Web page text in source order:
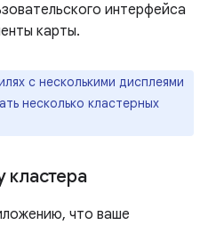
интерфейса
карты.
с несколькими дисплеями
несколько кластерных
кластера
что ваше